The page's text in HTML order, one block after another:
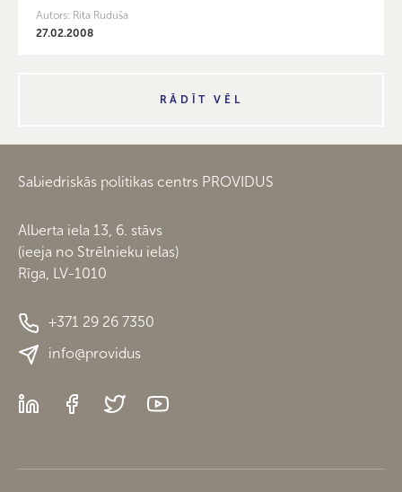
Autors: Rita Ruduša
27.02.2008
RĀDĪT VĒL
Sabiedriskās politikas centrs PROVIDUS
Alberta iela 13, 6. stāvs
(ieeja no Strēlnieku ielas)
Rīga, LV-1010
+371 29 26 7350
info@providus